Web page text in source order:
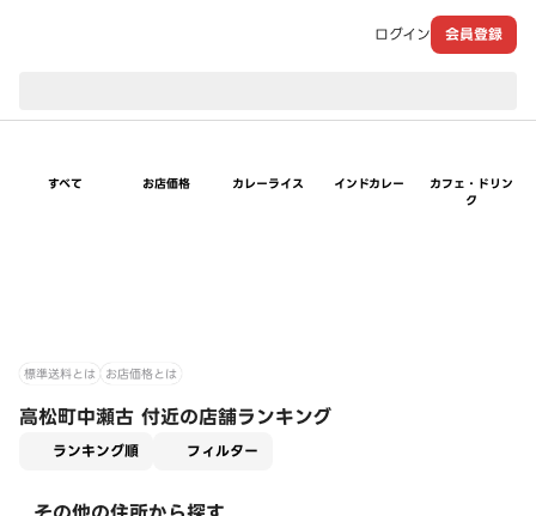
ログイン 会員登録
すべて お店価格 カレーライス インドカレー
カフェ・ドリン
ク
標準送料とは お店価格とは
高松町中瀬古 付近の店舗ランキング
ランキング順 フィルター